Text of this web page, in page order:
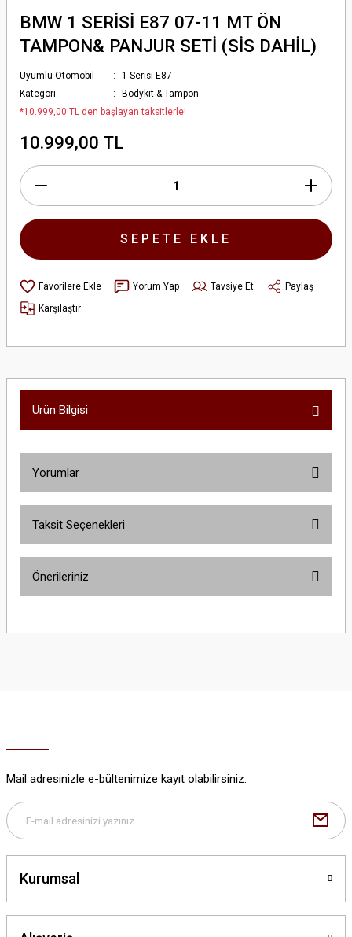
BMW 1 SERİSİ E87 07-11 MT ÖN
TAMPON& PANJUR SETİ (SİS DAHİL)
Uyumlu Otomobil
1 Serisi E87
Kategori
Bodykit & Tampon
*10.999,00 TL den başlayan taksitlerle!
10.999,00 TL
SEPETE EKLE
Yorum Yap Tavsiye Et
Paylaş
Karşılaştır
Ürün Bilgisi
Yorumlar
Taksit Seçenekleri
Önerileriniz
yetersiz gördüğünüz noktaları öneri formunu kullanarak tarafımıza
Bu ürüne benzer farklı alternatifler olmalı.
Mail adresinizle e-bültenimize kayıt olabilirsiniz.
Kurumsal